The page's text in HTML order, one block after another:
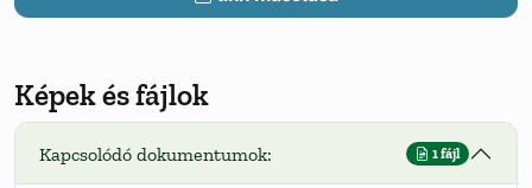
Képek és fájlok
Kapcsolódó dokumentumok: 1 fájl